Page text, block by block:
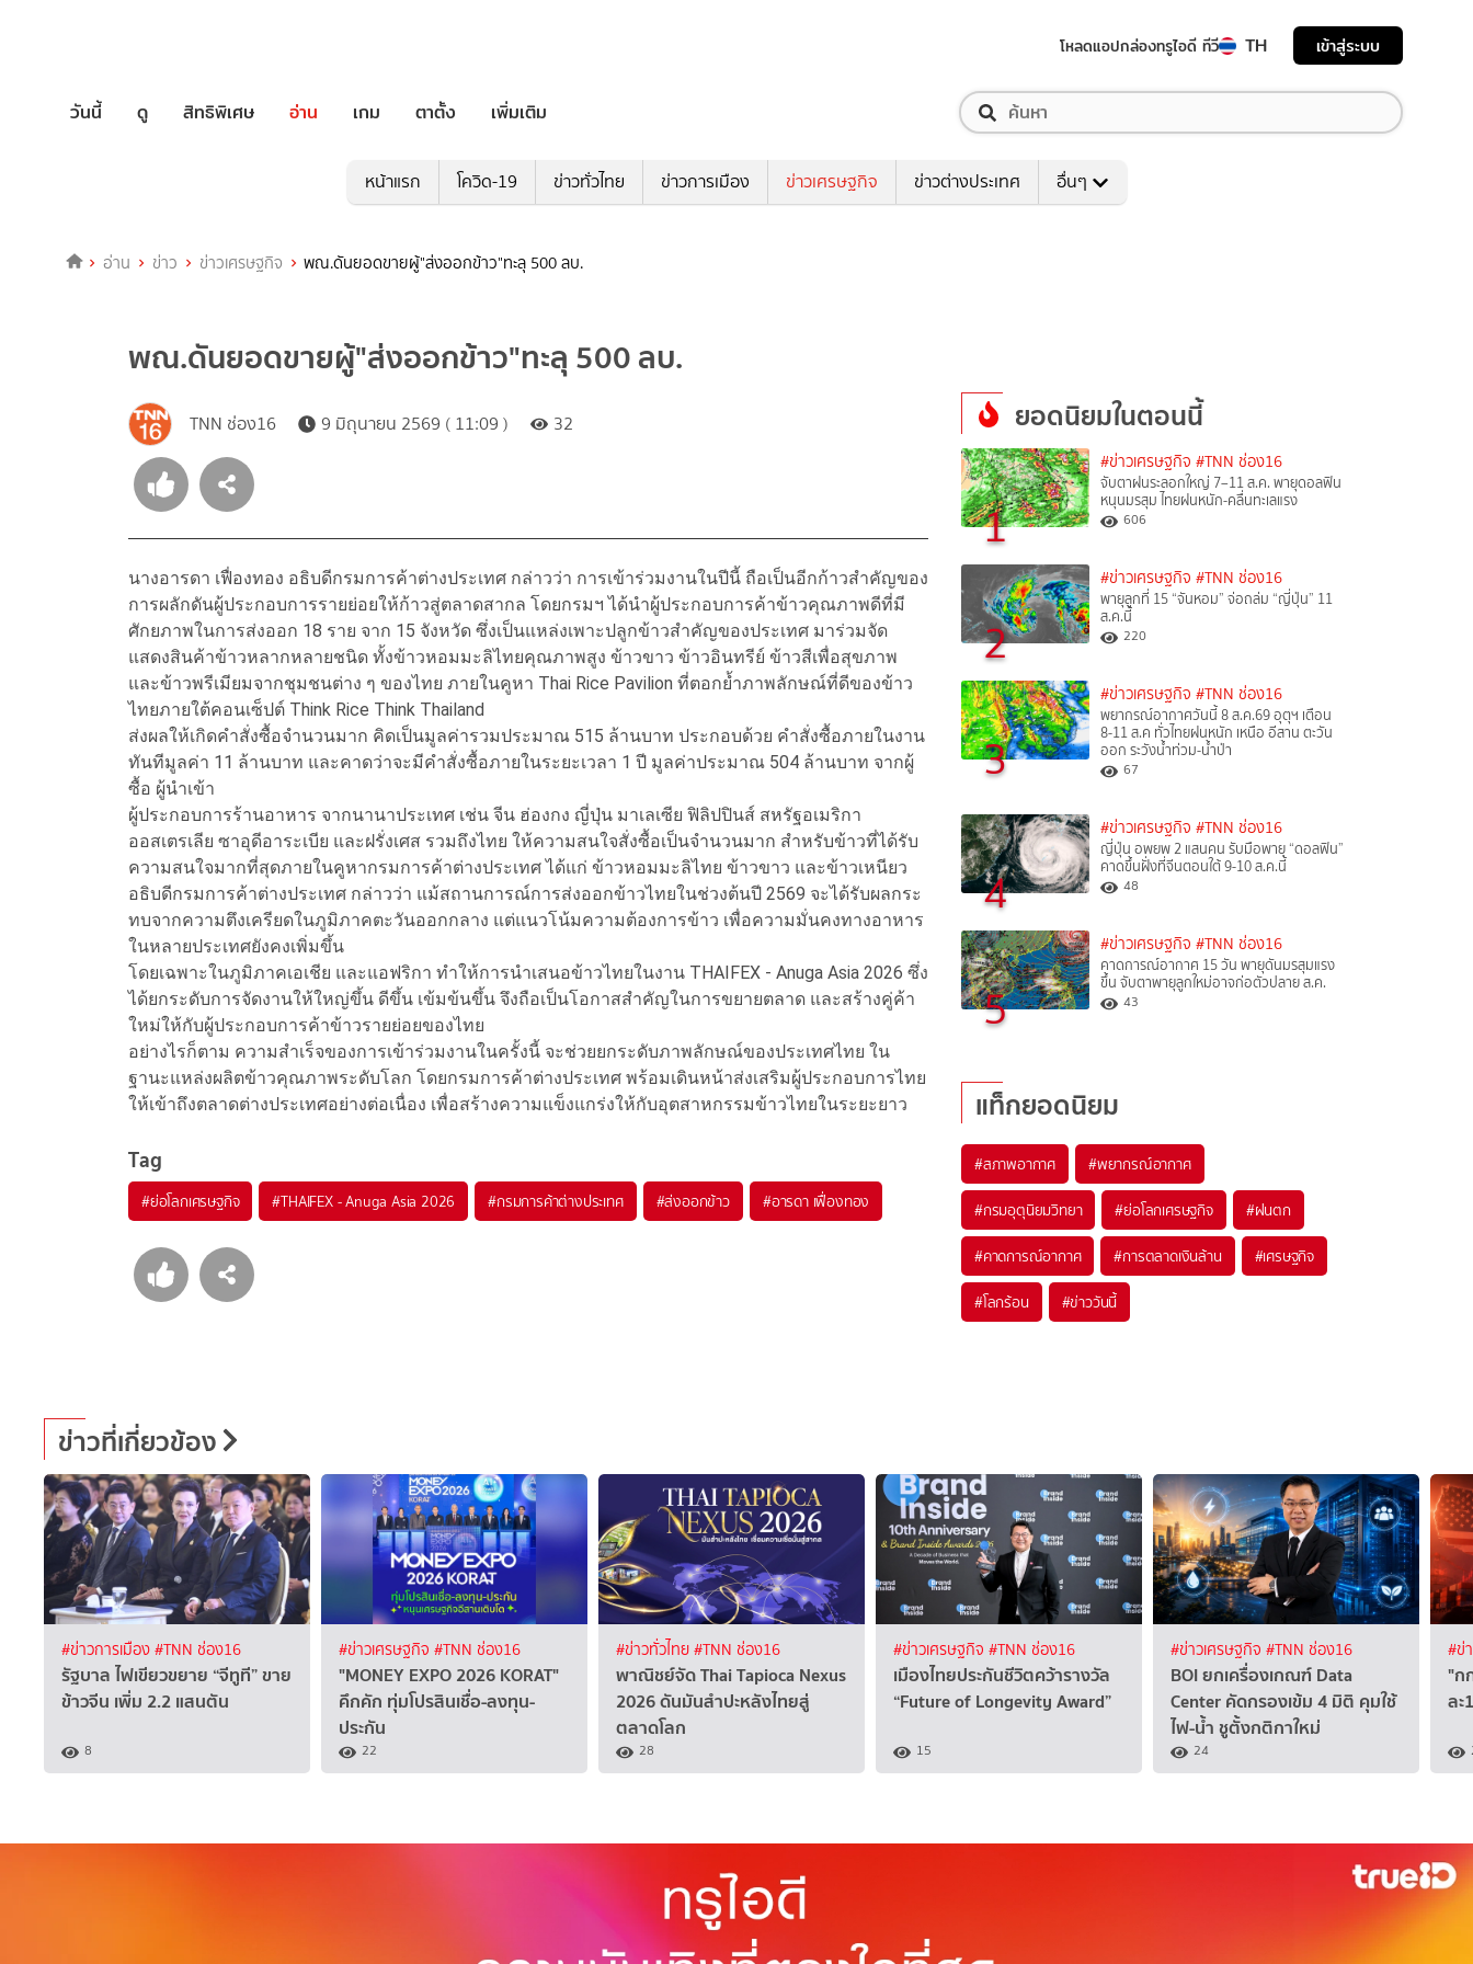
โหลดแอปกล่องทรูไอดี ทีวี TH เข้าสู่ระบบ
วันนี้ ดู สิทธิพิเศษ อ่าน เกม ตาตั้ง เพิ่มเติม
หน้าแรก โควิด-19 ข่าวทั่วไทย ข่าวการเมือง ข่าวเศรษฐกิจ ข่าวต่างประเทศ อื่นๆ
อ่าน ข่าว ข่าวเศรษฐกิจ พณ.ดันยอดขายผู้"ส่งออกข้าว"ทะลุ 500 ลบ.
พณ.ดันยอดขายผู้"ส่งออกข้าว"ทะลุ 500 ลบ.
TNN ช่อง16 9 มิถุนายน 2569 ( 11:09 ) 32
นางอารดา เฟื่องทอง อธิบดีกรมการค้าต่างประเทศ กล่าวว่า การเข้าร่วมงานในปีนี้ ถือเป็นอีกก้าวสำคัญของ
การผลักดันผู้ประกอบการรายย่อยให้ก้าวสู่ตลาดสากล โดยกรมฯ ได้นำผู้ประกอบการค้าข้าวคุณภาพดีที่มี
ศักยภาพในการส่งออก 18 ราย จาก 15 จังหวัด ซึ่งเป็นแหล่งเพาะปลูกข้าวสำคัญของประเทศ มาร่วมจัด
แสดงสินค้าข้าวหลากหลายชนิด ทั้งข้าวหอมมะลิไทยคุณภาพสูง ข้าวขาว ข้าวอินทรีย์ ข้าวสีเพื่อสุขภาพ
และข้าวพรีเมียมจากชุมชนต่าง ๆ ของไทย ภายในคูหา Thai Rice Pavilion ที่ตอกย้ำภาพลักษณ์ที่ดีของข้าว
ไทยภายใต้คอนเซ็ปต์ Think Rice Think Thailand
ส่งผลให้เกิดคำสั่งซื้อจำนวนมาก คิดเป็นมูลค่ารวมประมาณ 515 ล้านบาท ประกอบด้วย คำสั่งซื้อภายในงาน
ทันทีมูลค่า 11 ล้านบาท และคาดว่าจะมีคำสั่งซื้อภายในระยะเวลา 1 ปี มูลค่าประมาณ 504 ล้านบาท จากผู้
ซื้อ ผู้นำเข้า
ผู้ประกอบการร้านอาหาร จากนานาประเทศ เช่น จีน ฮ่องกง ญี่ปุ่น มาเลเซีย ฟิลิปปินส์ สหรัฐอเมริกา
ออสเตรเลีย ซาอุดีอาระเบีย และฝรั่งเศส รวมถึงไทย ให้ความสนใจสั่งซื้อเป็นจำนวนมาก สำหรับข้าวที่ได้รับ
ความสนใจมากที่สุดภายในคูหากรมการค้าต่างประเทศ ได้แก่ ข้าวหอมมะลิไทย ข้าวขาว และข้าวเหนียว
อธิบดีกรมการค้าต่างประเทศ กล่าวว่า แม้สถานการณ์การส่งออกข้าวไทยในช่วงต้นปี 2569 จะได้รับผลกระ
ทบจากความตึงเครียดในภูมิภาคตะวันออกกลาง แต่แนวโน้มความต้องการข้าว เพื่อความมั่นคงทางอาหาร
ในหลายประเทศยังคงเพิ่มขึ้น
โดยเฉพาะในภูมิภาคเอเชีย และแอฟริกา ทำให้การนำเสนอข้าวไทยในงาน THAIFEX - Anuga Asia 2026 ซึ่ง
ได้ยกระดับการจัดงานให้ใหญ่ขึ้น ดีขึ้น เข้มข้นขึ้น จึงถือเป็นโอกาสสำคัญในการขยายตลาด และสร้างคู่ค้า
ใหม่ให้กับผู้ประกอบการค้าข้าวรายย่อยของไทย
อย่างไรก็ตาม ความสำเร็จของการเข้าร่วมงานในครั้งนี้ จะช่วยยกระดับภาพลักษณ์ของประเทศไทย ใน
ฐานะแหล่งผลิตข้าวคุณภาพระดับโลก โดยกรมการค้าต่างประเทศ พร้อมเดินหน้าส่งเสริมผู้ประกอบการไทย
ให้เข้าถึงตลาดต่างประเทศอย่างต่อเนื่อง เพื่อสร้างความแข็งแกร่งให้กับอุตสาหกรรมข้าวไทยในระยะยาว
Tag
#ย่อโลกเศรษฐกิจ #THAIFEX - Anuga Asia 2026 #กรมการค้าต่างประเทศ #ส่งออกข้าว #อารดา เฟื่องทอง
ยอดนิยมในตอนนี้
1
#ข่าวเศรษฐกิจ #TNN ช่อง16
จับตาฝนระลอกใหญ่ 7–11 ส.ค. พายุดอลฟิน
หนุนมรสุม ไทยฝนหนัก-คลื่นทะเลแรง
606
2
#ข่าวเศรษฐกิจ #TNN ช่อง16
พายุลูกที่ 15 “จันหอม” จ่อถล่ม “ญี่ปุ่น” 11
ส.ค.นี้
220
3
#ข่าวเศรษฐกิจ #TNN ช่อง16
พยากรณ์อากาศวันนี้ 8 ส.ค.69 อุตุฯ เตือน
8-11 ส.ค ทั่วไทยฝนหนัก เหนือ อีสาน ตะวัน
ออก ระวังน้ำท่วม-น้ำป่า
67
4
#ข่าวเศรษฐกิจ #TNN ช่อง16
ญี่ปุ่น อพยพ 2 แสนคน รับมือพายุ “ดอลฟิน”
คาดขึ้นฝั่งที่จีนตอนใต้ 9-10 ส.ค.นี้
48
5
#ข่าวเศรษฐกิจ #TNN ช่อง16
คาดการณ์อากาศ 15 วัน พายุดันมรสุมแรง
ขึ้น จับตาพายุลูกใหม่อาจก่อตัวปลาย ส.ค.
43
แท็กยอดนิยม
#สภาพอากาศ #พยากรณ์อากาศ
#กรมอุตุนิยมวิทยา #ย่อโลกเศรษฐกิจ #ฝนตก
#คาดการณ์อากาศ #การตลาดเงินล้าน #เศรษฐกิจ
#โลกร้อน #ข่าววันนี้
ข่าวที่เกี่ยวข้อง
#ข่าวการเมือง#TNN ช่อง16
รัฐบาล ไฟเขียวขยาย “จีทูที” ขาย
ข้าวจีน เพิ่ม 2.2 แสนตัน
8
#ข่าวเศรษฐกิจ #TNN ช่อง16
"MONEY EXPO 2026 KORAT"
คึกคัก ทุ่มโปรสินเชื่อ-ลงทุน-
ประกัน
22
#ข่าวทั่วไทย#TNN ช่อง16
พาณิชย์จัด Thai Tapioca Nexus
2026 ดันมันสำปะหลังไทยสู่
ตลาดโลก
28
#ข่าวเศรษฐกิจ #TNN ช่อง16
เมืองไทยประกันชีวิตคว้ารางวัล
“Future of Longevity Award”
15
#ข่าวเศรษฐกิจ #TNN ช่อง16
BOI ยกเครื่องเกณฑ์ Data
Center คัดกรองเข้ม 4 มิติ คุมใช้
ไฟ-น้ำ ชูตั้งกติกาใหม่
24
#ข่
"ก
ละ